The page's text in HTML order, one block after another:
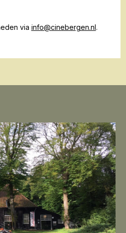
via info@cinebergen.nl.